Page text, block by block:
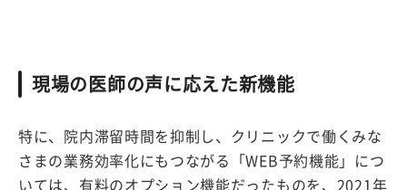
現場の医師の声に応えた新機能
特に、院内滞留時間を抑制し、クリニックで働くみな
さまの業務効率化にもつながる「WEB予約機能」につ
いては、有料のオプション機能だったものを、2021年